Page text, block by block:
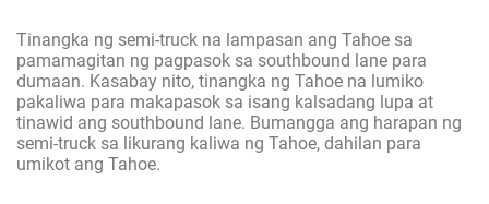
Tinangka ng semi-truck na lampasan ang Tahoe sa
pamamagitan ng pagpasok sa southbound lane para
dumaan. Kasabay nito, tinangka ng Tahoe na lumiko
pakaliwa para makapasok sa isang kalsadang lupa at
tinawid ang southbound lane. Bumangga ang harapan ng
semi-truck sa likurang kaliwa ng Tahoe, dahilan para
umikot ang Tahoe.